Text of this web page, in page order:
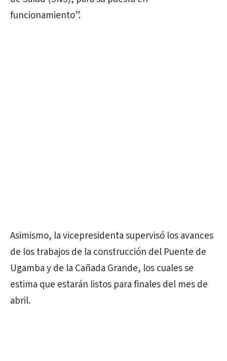
funcionamiento”.
Asimismo, la vicepresidenta supervisó los avances
de los trabajos de la construcción del Puente de
Ugamba y de la Cañada Grande, los cuales se
estima que estarán listos para finales del mes de
abril.